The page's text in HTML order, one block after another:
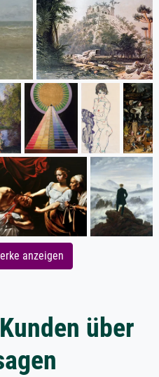
anzeigen
über